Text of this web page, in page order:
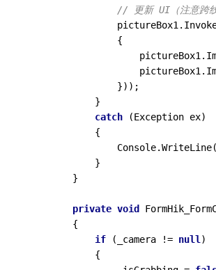
// 更新 UI（注意跨线
                {
                }));
            }
catch (Exception ex)
            {
                Console.WriteLine(
            }
        }
private void
        {
if (_camera != null )
            {